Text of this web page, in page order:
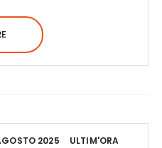
2025 ULTIM'ORA